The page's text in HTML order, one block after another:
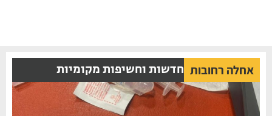
אחלה רחובות חדשות וחשיפות מקומיות